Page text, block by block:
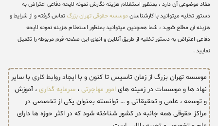
مفاد موضوعی آن دارد ، بمنظور استغلام هزینه نگارش نمونه لایحه دفاعی اعتراض به
دستور تخلیه میتوانید با کارشناسان موسسه حقوقی تهران بزرگتماس گرفته و از شرایط و
هزینه آن مطلع شوید ، شما همچنین میتوانید بمنظور استعلام هزینه نمونه لایحه
دفاعی اعتراض به دستور تخلیه از طریق آنلاین و انهای این صفحه فرم مربوطه را تکمیل
نمایید .
موسسه تهران بزرگ از زمان تاسیس تا کنون و با ایجاد روابط کاری با سایر
نهاد ها و موسسات در زمینه های امور مهاجرتی ، سرمایه گذاری ، آموزش
و توسعه ، علمی و تحقیقاتی و … توانسته بعنوان یکی از تخصصی در
مراکز حقوقی همه جانبه در کشور شناخته شود که در اکثر حوزه ها دارای